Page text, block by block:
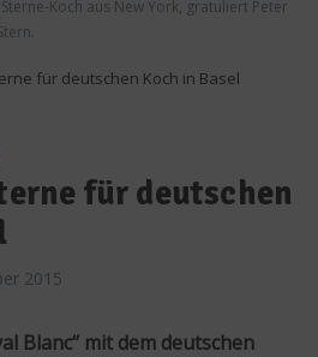
Koch aus New York, gratuliert Peter
für deutschen Koch in Basel
für deutschen
2015
Blanc“ mit dem deutschen